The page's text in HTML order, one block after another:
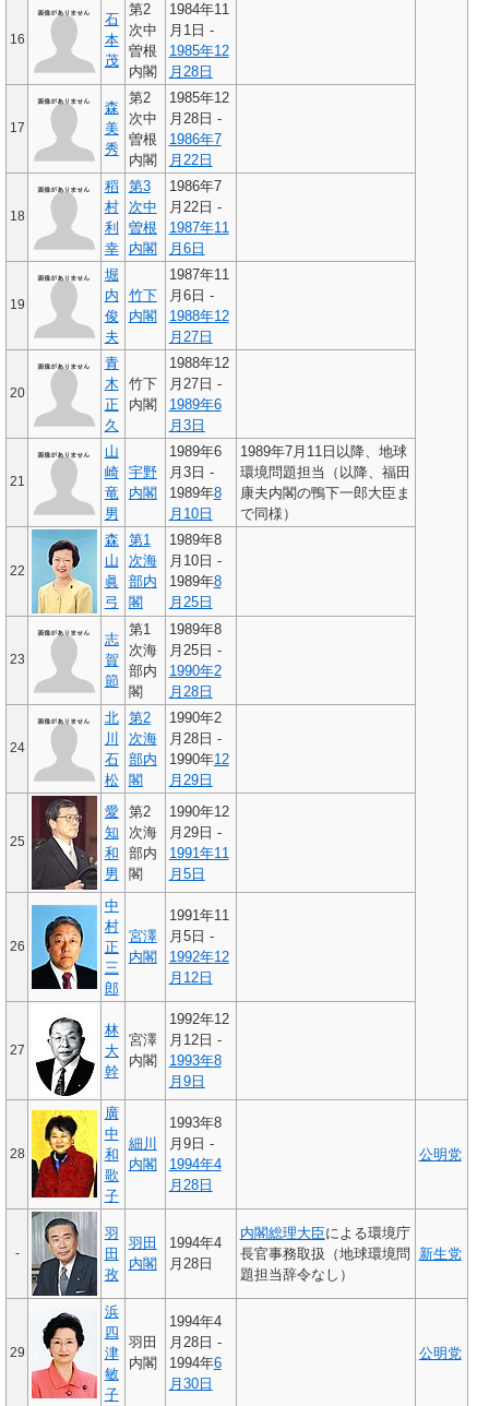
16
石
本
茂
第2
次中
曽根
内閣
1984年11
月1日 -
1985年12
月28日
17
森
美
秀
第2
次中
曽根
内閣
1985年12
月28日 -
1986年7
月22日
18
稻
村
利
幸
第3
次中
曽根
内閣
1986年7
月22日 -
1987年11
月6日
19
堀
内
俊
夫
竹下
内閣
1987年11
月6日 -
1988年12
月27日
20
青
木
正
久
竹下
内閣
1988年12
月27日 -
1989年6
月3日
21
山
崎
竜
男
宇野
内閣
1989年6
月3日 -
1989年8
月10日
1989年7月11日以降、地球
環境問題担当（以降、福田
康夫内閣の鴨下一郎大臣ま
で同様）
22
森
山
眞
弓
第1
次海
部内
閣
1989年8
月10日 -
1989年8
月25日
23
志
賀
節
第1
次海
部内
閣
1989年8
月25日 -
1990年2
月28日
24
北
川
石
松
第2
次海
部内
閣
1990年2
月28日 -
1990年12
月29日
25
愛
知
和
男
第2
次海
部内
閣
1990年12
月29日 -
1991年11
月5日
26
中
村
正
三
郎
宮澤
内閣
1991年11
月5日 -
1992年12
月12日
27
林
大
幹
宮澤
内閣
1992年12
月12日 -
1993年8
月9日
28
廣
中
和
歌
子
細川
内閣
1993年8
月9日 -
1994年4
月28日
公明党
-
羽
田
孜
羽田
内閣
1994年4
月28日
内閣総理大臣による環境庁
長官事務取扱（地球環境問
題担当辞令なし）
新生党
29
浜
四
津
敏
子
羽田
内閣
1994年4
月28日 -
1994年6
月30日
公明党